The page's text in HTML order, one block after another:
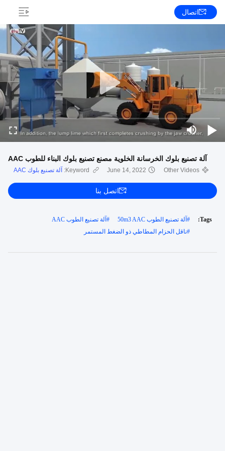
اتصال
آلة تصنيع بلوك الخرسانة الخلوية مصنع تصنيع بلوك البناء للطوب AAC
Other Videos
June 14, 2022
Keyword: آلة تصنيع بلوك AAC
اتصل بنا
Tags:
# آلة تصنيع الطوب 50m3 AAC # آلة تصنيع الطوب AAC
#ناقل الحزام المطاطي ذو الضغط المستمر